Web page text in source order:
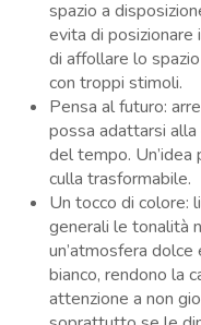
spazio a
evita di posizionare
di affollare lo
con troppi stimoli.
Pensa al futuro:
possa adattarsi
del tempo.
culla trasformabile.
Un tocco di colore:
generali le tonalità
un’atmosfera
bianco, rendono la
attenzione a non